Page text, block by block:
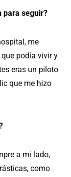
para seguir?
me
podía vivir y
eras un piloto
que me hizo
a mi lado,
como